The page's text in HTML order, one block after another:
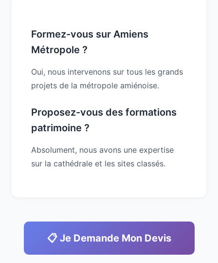
Formez-vous sur Amiens
Métropole ?
Oui, nous intervenons sur tous les grands
projets de la métropole amiénoise.
Proposez-vous des formations
patrimoine ?
Absolument, nous avons une expertise
sur la cathédrale et les sites classés.
📋 Je Demande Mon Devis